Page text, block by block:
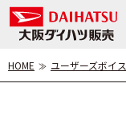
HOME ユーザーズボイス